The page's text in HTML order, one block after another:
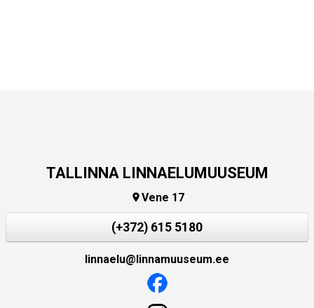
TALLINNA LINNAELUMUUSEUM
Vene 17
(+372) 615 5180
linnaelu@linnamuuseum.ee